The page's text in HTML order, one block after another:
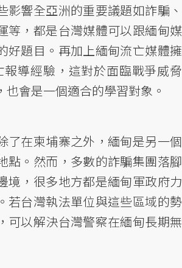
影響全亞洲的重要議題如詐騙、
等，都是台灣媒體可以跟緬甸媒
好題目。再加上緬甸流亡媒體擁
導經驗，這對於面臨戰爭威脅
也會是一個適合的學習對象。
了在柬埔寨之外，緬甸是另一個
點。然而，多數的詐騙集團落腳
境，很多地方都是緬甸軍政府力
若台灣執法單位與這些區域的勢
可以解決台灣警察在緬甸長期無